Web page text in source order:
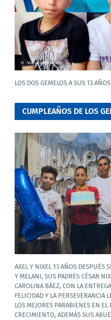
LOS DOS GEMELOS A SUS 13 AÑOS
CUMPLEAÑOS DE LOS
AXEL Y NIXEL 13 AÑOS DESPUÉS
Y MELANI, SUS PADRES CÉSAR
CAROLINA BÁEZ, CON LA
FELICIDAD Y LA PERSEVERANCIA
LOS MEJORES PARABIENES EN EL
CRECIMIENTO, ADEMÁS SUS